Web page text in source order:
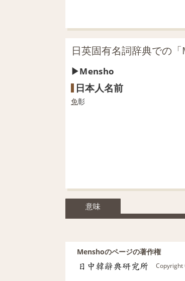
日英固有名詞辞典での
Mensho
日本人名前
免彰
意味
Menshoのページの著作権
Copyright